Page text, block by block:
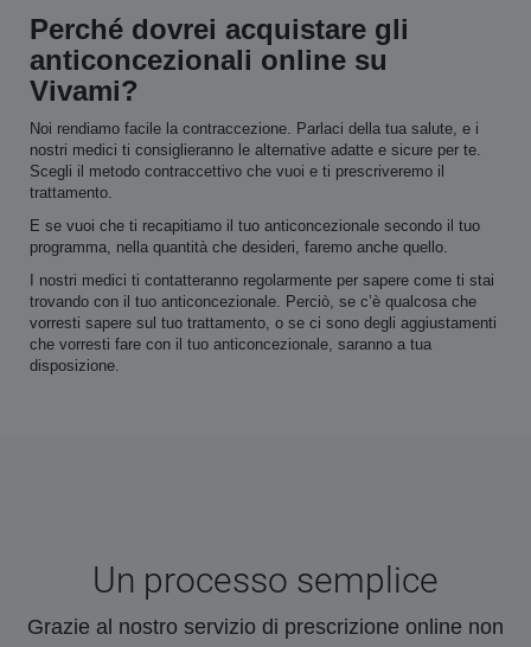
Perché dovrei acquistare gli
anticoncezionali online su
Vivami?
Noi rendiamo facile la contraccezione. Parlaci della tua salute, e i
nostri medici ti consiglieranno le alternative adatte e sicure per te.
Scegli il metodo contraccettivo che vuoi e ti prescriveremo il
trattamento.
E se vuoi che ti recapitiamo il tuo anticoncezionale secondo il tuo
programma, nella quantità che desideri, faremo anche quello.
I nostri medici ti contatteranno regolarmente per sapere come ti stai
trovando con il tuo anticoncezionale. Perciò, se c’è qualcosa che
vorresti sapere sul tuo trattamento, o se ci sono degli aggiustamenti
che vorresti fare con il tuo anticoncezionale, saranno a tua
disposizione.
Un processo semplice
Grazie al nostro servizio di prescrizione online non